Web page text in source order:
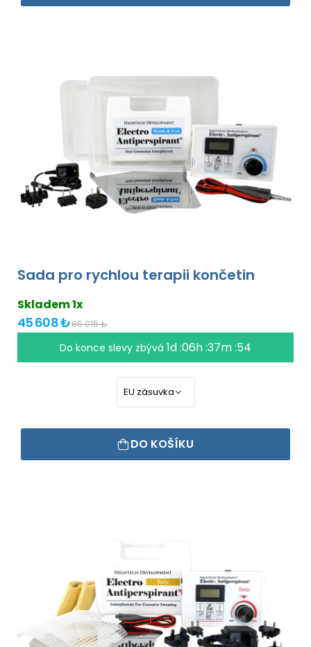
Sada pro rychlou terapii končetin
Skladem 1x
45 608 ₺85 015 ₺
Do konce slevy zbývá 1d :06h :37m :54
DO KOŠÍKU